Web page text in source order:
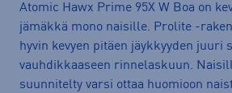
Atomic Hawx Prime 95X W Boa on
jämäkkä mono naisille. Prolite -
hyvin kevyen pitäen jäykkyyden juuri
vauhdikkaaseen rinnelaskuun.
suunnitelty varsi ottaa huomioon